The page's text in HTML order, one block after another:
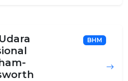
BHM